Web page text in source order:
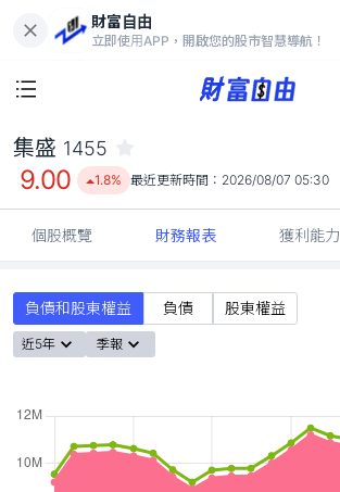
財富自由
立即使用APP，開啟您的股市智慧導航！
9.00
1.8%
集盛 1455
9.00 1.8% 最近更新時間： 2026/08/07 05:30
個股概覽 財務報表 獲利能力
負債和股東權益 負債 股東權益
近5年 季報